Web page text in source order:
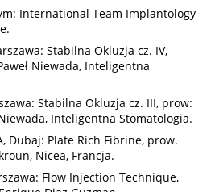
International Team Implantology
Stabilna Okluzja cz. IV,
Niewada, Inteligentna
Stabilna Okluzja cz. III, prow:
Inteligentna Stomatologia.
Dubaj: Plate Rich Fibrine, prow.
Nicea, Francja.
Flow Injection Technique,